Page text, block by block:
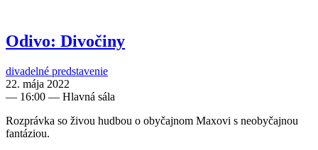
Odivo: Divočiny
divadelné predstavenie
22. mája 2022
— 16:00 — Hlavná sála
Rozprávka so živou hudbou o obyčajnom Maxovi s neobyčajnou
fantáziou.